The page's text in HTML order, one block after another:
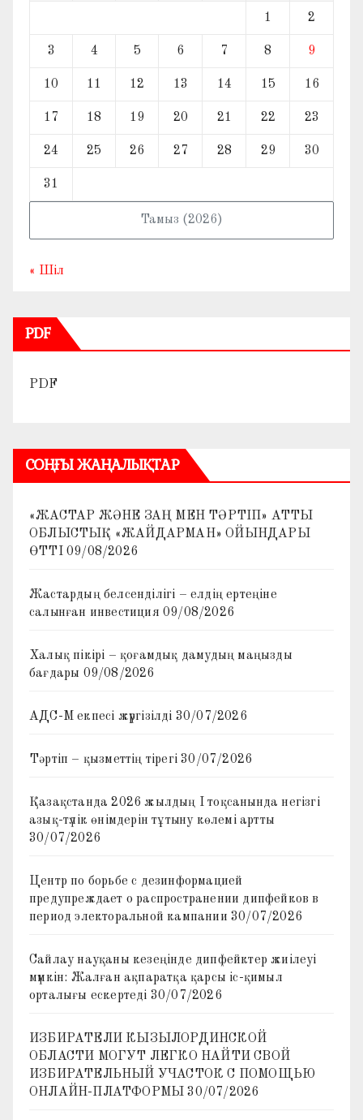
Тамыз (2026)
1 2
3 4 5 6 7 8 9
10 11 12 13 14 15 16
17 18 19 20 21 22 23
24 25 26 27 28 29 30
31
« Шіл
PDF
PDF
СОҢҒЫ ЖАҢАЛЫҚТАР
«ЖАСТАР ЖӘНЕ ЗАҢ МЕН ТӘРТІП» АТТЫ
ОБЛЫСТЫҚ «ЖАЙДАРМАН» ОЙЫНДАРЫ
ӨТТІ 09/08/2026
Жастардың белсенділігі – елдің ертеңіне
салынған инвестиция 09/08/2026
Халық пікірі – қоғамдық дамудың маңызды
бағдары 09/08/2026
АДС-М екпесі жүргізілді 30/07/2026
Тәртіп – қызметтің тірегі 30/07/2026
Қазақстанда 2026 жылдың I тоқсанында негізгі
азық-түлік өнімдерін тұтыну көлемі артты
30/07/2026
Центр по борьбе с дезинформацией
предупреждает о распространении дипфейков в
период электоральной кампании 30/07/2026
Сайлау науқаны кезеңінде дипфейктер жиілеуі
мүмкін: Жалған ақпаратқа қарсы іс-қимыл
орталығы ескертеді 30/07/2026
ИЗБИРАТЕЛИ КЫЗЫЛОРДИНСКОЙ
ОБЛАСТИ МОГУТ ЛЕГКО НАЙТИ СВОЙ
ИЗБИРАТЕЛЬНЫЙ УЧАСТОК С ПОМОЩЬЮ
ОНЛАЙН-ПЛАТФОРМЫ 30/07/2026